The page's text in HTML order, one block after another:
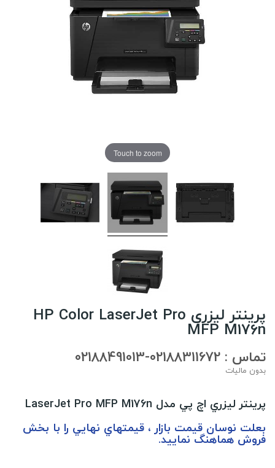
Touch to zoom
پرینتر لیزری HP Color LaserJet Pro
MFP M176n
تماس : 02188311672-02188491013
بدون مالیات
پرينتر ليزري اچ پي مدل LaserJet Pro MFP M176n
‎‏‎بعلت نوسان قيمت بازار ، قيمتهاي نهايي را با بخش
فروش هماهنگ نماييد.